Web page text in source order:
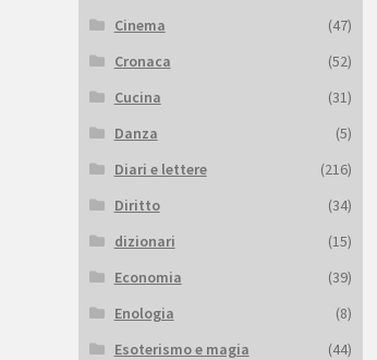
Cinema
(47)
Cronaca
(52)
Cucina
(31)
Danza
(5)
Diari e lettere
(216)
Diritto
(34)
dizionari
(15)
Economia
(39)
Enologia
(8)
Esoterismo e magia
(44)